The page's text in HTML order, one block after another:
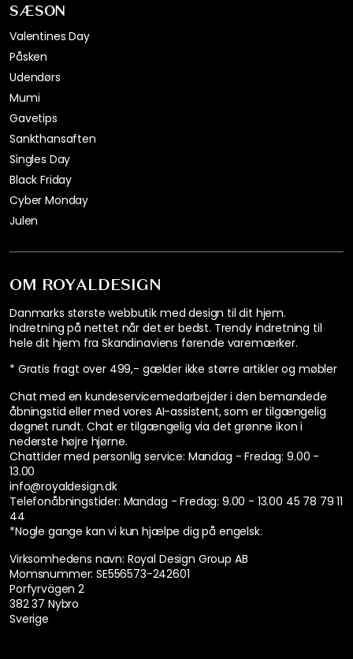
OM ROYALDESIGN
Danmarks største webbutik med design til dit hjem.
Indretning på nettet når det er bedst. Trendy indretning til
hele dit hjem fra Skandinaviens førende varemærker.
* Gratis fragt over 499,- gælder ikke større artikler og møbler
Chat med en kundeservicemedarbejder i den bemandede
åbningstid eller med vores AI-assistent, som er tilgængelig
døgnet rundt. Chat er tilgængelig via det grønne ikon i
nederste højre hjørne.
Chattider med personlig service: Mandag - Fredag: 9.00 -
13.00
info@royaldesign.dk
Telefonåbningstider: Mandag - Fredag: 9.00 - 13.00 45 78 79 11
44
*Nogle gange kan vi kun hjælpe dig på engelsk.
Virksomhedens navn: Royal Design Group AB
Momsnummer: SE556573-242601
Porfyrvägen 2
382 37 Nybro
Sverige
SÆSON
Valentines Day
Påsken
Udendørs
Mumi
Gavetips
Sankthansaften
Singles Day
Black Friday
Cyber Monday
Julen